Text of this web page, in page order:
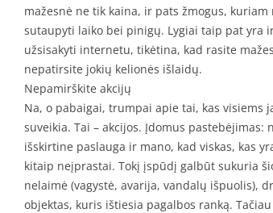
mažesnė ne tik kaina, ir pats žmogus,
sutaupyti laiko bei pinigų. Lygiai taip pat
užsisakyti internetu, tikėtina, kad rasite
nepatirsite jokių kelionės išlaidų.
Nepamirškite akcijų
Na, o pabaigai, trumpai apie tai, kas visiems
suveikia. Tai – akcijos. Įdomus
išskirtine paslauga ir mano, kad viskas, kas
kitaip neįprastai. Tokį įspūdį galbūt sukuria
nelaimė (vagystė, avarija, vandalų išpuolis),
objektas, kuris ištiesia pagalbos ranką.